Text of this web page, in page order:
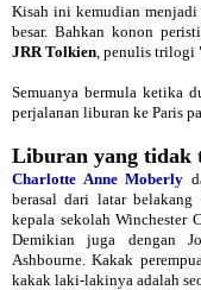
Kisah ini kemudian
besar. Bahkan konon
JRR Tolkien , penulis trilogi
Semuanya bermula ketika
perjalanan liburan ke Paris
Liburan yang tidak
Charlotte Anne Moberly
berasal dari latar
kepala sekolah Winchester
Demikian juga dengan
Ashbourne. Kakak
kakak laki-lakinya adalah